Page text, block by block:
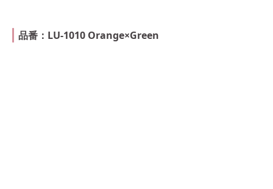
品番：LU-1010 Orange×Green